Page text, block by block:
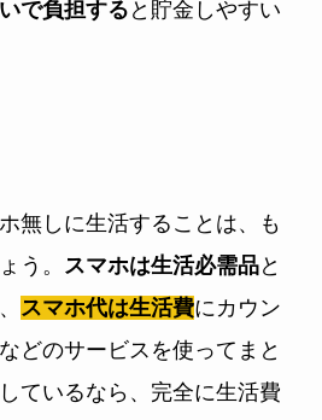
で負担する と貯金しやすい
無しに生活することは、も
う。
スマホは生活必需品と
スマホ代は生活費にカウン
どのサービスを使ってまと
ているなら、完全に生活費